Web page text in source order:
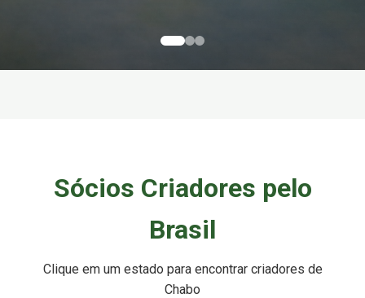
Sócios Criadores pelo
Brasil
Clique em um estado para encontrar criadores de
Chabo